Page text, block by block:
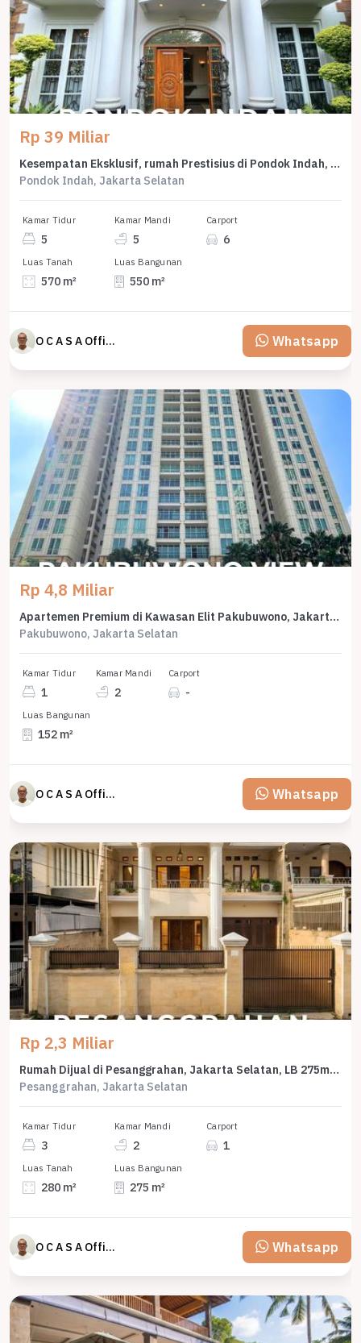
Rp 39 Miliar
Kesempatan Eksklusif, rumah Prestisius di Pondok Indah, Jakarta Selatan, LB 550m²
Pondok Indah, Jakarta Selatan
Kamar Tidur
5
Kamar Mandi
5
Carport
6
Luas Tanah
570 m²
Luas Bangunan
550 m²
O C A S A Official property perfected Whatsapp
Rp 4,8 Miliar
Apartemen Premium di Kawasan Elit Pakubuwono, Jakarta Selatan, Harga 4,8 Miliar
Pakubuwono, Jakarta Selatan
Kamar Tidur
1
Kamar Mandi
2
Carport
-
Luas Bangunan
152 m²
O C A S A Official property perfected Whatsapp
Rp 2,3 Miliar
Rumah Dijual di Pesanggrahan, Jakarta Selatan, LB 275m², Harga Terbaik!
Pesanggrahan, Jakarta Selatan
Kamar Tidur
3
Kamar Mandi
2
Carport
1
Luas Tanah
280 m²
Luas Bangunan
275 m²
O C A S A Official property perfected Whatsapp